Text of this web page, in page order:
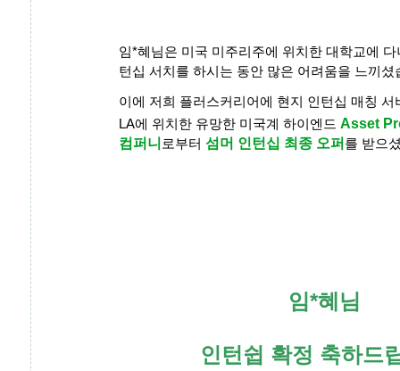
임*혜님은 미국 미주리주에 위치한 대학교에
턴십 서치를 하시는 동안 많은 어려움을 느끼
이에 저희 플러스커리어에 현지 인턴십 매칭
LA에 위치한 유망한 미국계 하이엔드Asset
컴퍼니 로부터섬머 인턴십 최종 오퍼 를 받으
임*혜님
인턴쉽 확정 축하드